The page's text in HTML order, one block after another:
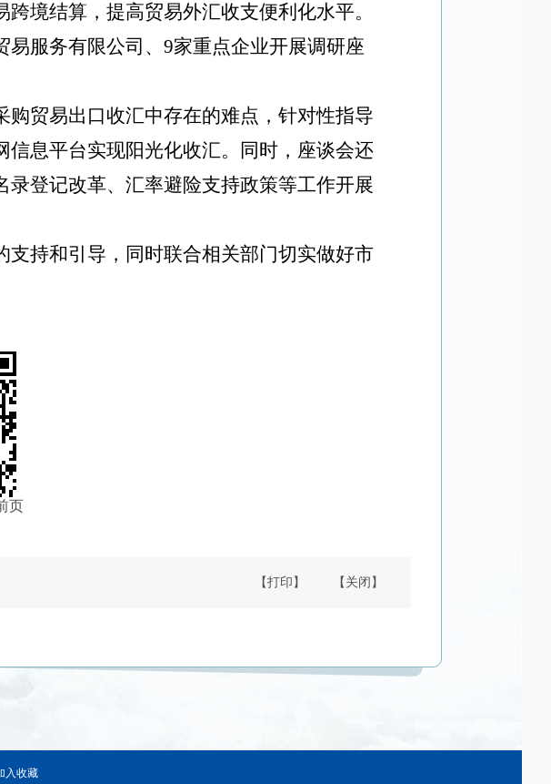
境结算，提高贸易外汇收支便利化水平。
服务有限公司、 9家重点企业开展调研座
贸易出口收汇中存在的难点，针对性指导
息平台实现阳光化收汇。同时，座谈会还
登记改革、汇率避险支持政策等工作开展
持和引导，同时联合相关部门切实做好市
页
【打印】 【关闭】
入收藏